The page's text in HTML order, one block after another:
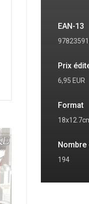
EAN-13
Prix
6,95 EUR
Format
Nombre
194